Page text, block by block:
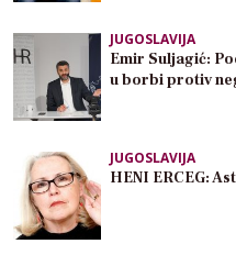
JUGOSLAVIJA
Emir Suljagić:
u borbi protiv
JUGOSLAVIJA
HENI ERCEG: